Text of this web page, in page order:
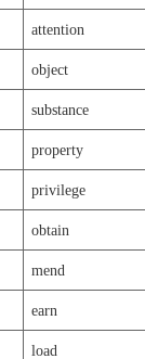
attention
object
substance
property
privilege
obtain
mend
earn
load